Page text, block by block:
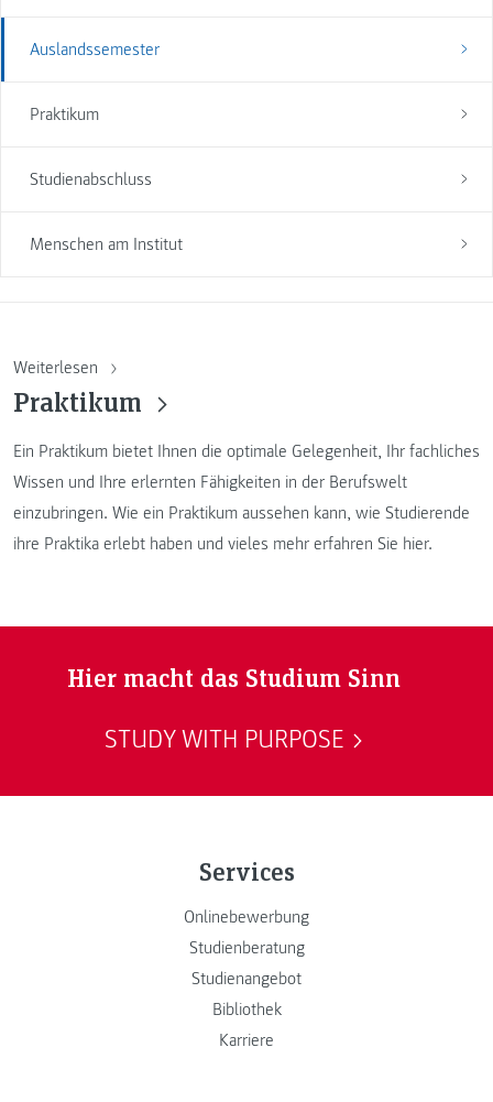
Auslandssemester
Praktikum
Studienabschluss
Menschen am Institut
Weiterlesen
Praktikum
Ein Praktikum bietet Ihnen die optimale Gelegenheit, Ihr fachliches
Wissen und Ihre erlernten Fähigkeiten in der Berufswelt
einzubringen. Wie ein Praktikum aussehen kann, wie Studierende
ihre Praktika erlebt haben und vieles mehr erfahren Sie hier.
Hier macht das Studium Sinn
STUDY WITH PURPOSE
Services
Onlinebewerbung
Studienberatung
Studienangebot
Bibliothek
Karriere